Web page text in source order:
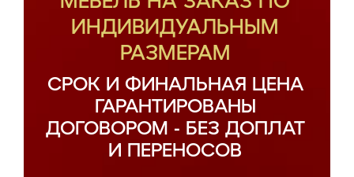
ИНДИВИДУАЛЬНЫМ
РАЗМЕРАМ
СРОК И ФИНАЛЬНАЯ ЦЕНА
ГАРАНТИРОВАНЫ
ДОГОВОРОМ - БЕЗ ДОПЛАТ
И ПЕРЕНОСОВ